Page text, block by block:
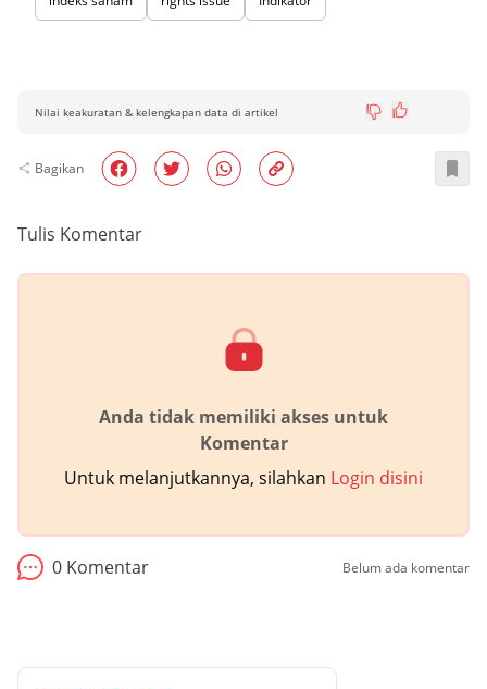
Nilai keakuratan & kelengkapan data di artikel
Bagikan
Tulis Komentar
Anda tidak memiliki akses untuk
Komentar
Untuk melanjutkannya, silahkan Login disini
0 Komentar Belum ada komentar